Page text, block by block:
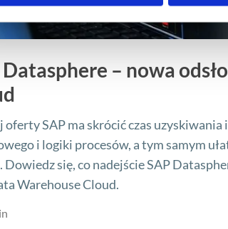
Datasphere – nowa
oferty SAP ma skrócić czas
i logiki procesów, a tym samym
Dowiedz się, co nadejście SAP
Warehouse Cloud.